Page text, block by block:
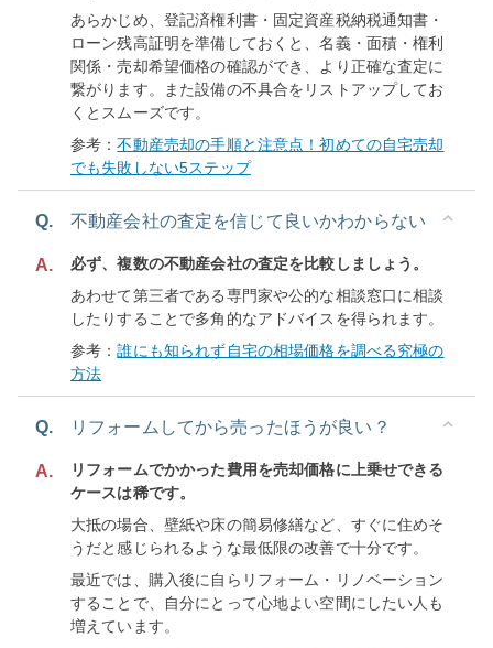
あらかじめ、登記済権利書・固定資産税納税通知書・
ローン残高証明を準備しておくと、名義・面積・権利
関係・売却希望価格の確認ができ、より正確な査定に
繋がります。また設備の不具合をリストアップしてお
くとスムーズです。
参考：不動産売却の手順と注意点！初めての自宅売却
でも失敗しない5ステップ
Q. 不動産会社の査定を信じて良いかわからない
A.
必ず、複数の不動産会社の査定を比較しましょう。
あわせて第三者である専門家や公的な相談窓口に相談
したりすることで多角的なアドバイスを得られます。
参考：誰にも知られず自宅の相場価格を調べる究極の
方法
Q. リフォームしてから売ったほうが良い？
A.
リフォームでかかった費用を売却価格に上乗せできる
ケースは稀です。
大抵の場合、壁紙や床の簡易修繕など、すぐに住めそ
うだと感じられるような最低限の改善で十分です。
最近では、購入後に自らリフォーム・リノベーション
することで、自分にとって心地よい空間にしたい人も
増えています。